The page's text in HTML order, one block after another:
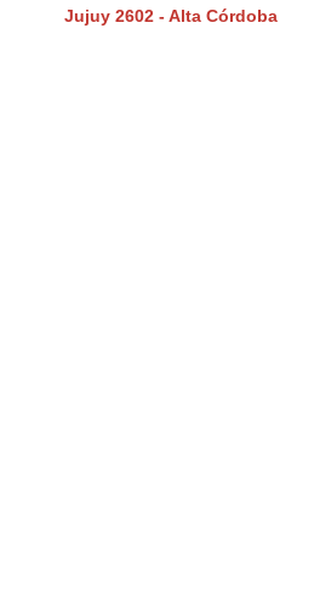
Jujuy 2602 - Alta Córdoba